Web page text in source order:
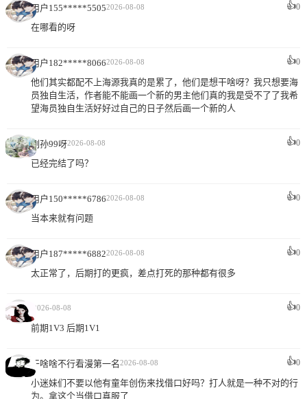
用户155*****55052026-08-08 👍0
在哪看的呀
用户182*****80662026-08-08 👍0
他们其实都配不上海源我真的是累了，他们是想干啥呀？我只想要海
员独自生活，作者能不能画一个新的男主他们真的我是受不了了我希
望海员独自生活好好过自己的日子然后画一个新的人
副孙99呀2026-08-08 👍0
已经完结了吗？
用户150*****67862026-08-08 👍0
当本来就有问题
用户187*****68822026-08-08 👍0
太正常了，后期打的更疯，差点打死的那种都有很多
2026-08-08 👍0
前期1V3 后期1V1
干啥啥不行看漫第一名2026-08-08 👍0
小迷妹们不要以他有童年创伤来找借口好吗？打人就是一种不对的行
为。拿这个当借口真服了